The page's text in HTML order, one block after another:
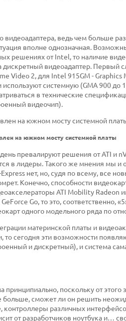
видеоадаптера, ведь чем больше
вполне однозначная.
решениях от Intel, то наличие
видеоадаптер. Первый
Video 2, для Intel 915GM -
системную (GMA 900 до
в технические
видеочип).
на южном мосту системной платы
превалируют решения от ATI и
в лидеры. Такого же мнения мы и
нет, но, судя по всему, все
Конечно, способности
ATI Mobility Radeon
Go, то это, соответственно,
одного модельного ряда по
материнской платы и
сегодня эти возможности
и дискретный), и система
поскольку от этого
больше, сможет ли он решить
различных
от разработчиков ноутбука и…